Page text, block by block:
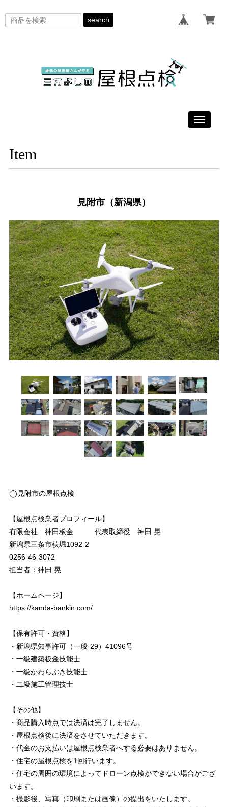
search
Toggle
Item
見附市（新潟県）
◯見附市の屋根点検
【屋根点検業者プロフィール】
有限会社 神田板金 代表取締役 神田 晃
新潟県三条市荻堀1092-2
0256-46-3072
担当者：神田 晃
【ホームページ】
https://kanda-bankin.com/
【保有許可・資格】
・新潟県知事許可（一般-29）41096号
・一級建築板金技能士
・一級かわらぶき技能士
・二級施工管理技士
【その他】
・商品購入時点では決済は完了しません。
・屋根点検後に決済をさせていただきます。
・代金のお支払いは屋根点検業者へする必要はありません。
・住宅の屋根点検を1回行います。
・住宅の周囲の環境によってドローン点検ができない場合がござ
います。
・撮影後、写真（印刷または画像）の提出をいたします。